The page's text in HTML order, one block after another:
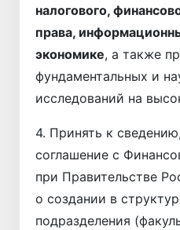
налогового,
права,
экономике, а также
фундаментальных и
исследований на
4. Принять к
соглашение с
при Правительстве
о создании в
подразделения